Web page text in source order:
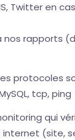
Twitter en
nos rapports
protocoles
tcp, ping
qui
(site,